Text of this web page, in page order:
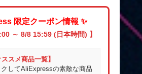
限定クーポン情報 ✨
～ 8/8 15:59 (日本時間) 】
スメ商品一覧】
してAliExpressの素敵な商品